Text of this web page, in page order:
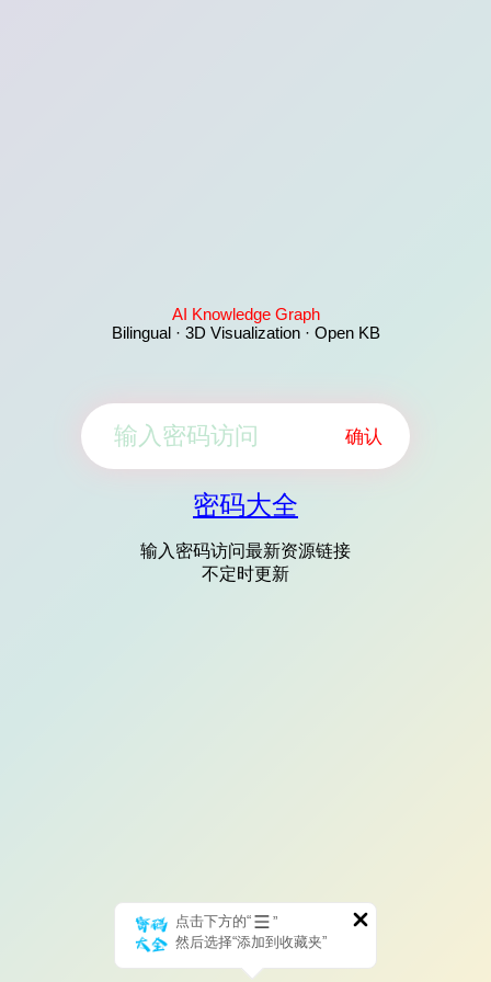
AI Knowledge Graph
Bilingual · 3D Visualization · Open KB
确认
密码大全
输入密码访问最新资源链接
不定时更新
点击下方的“
”
然后选择“添加到收藏夹”